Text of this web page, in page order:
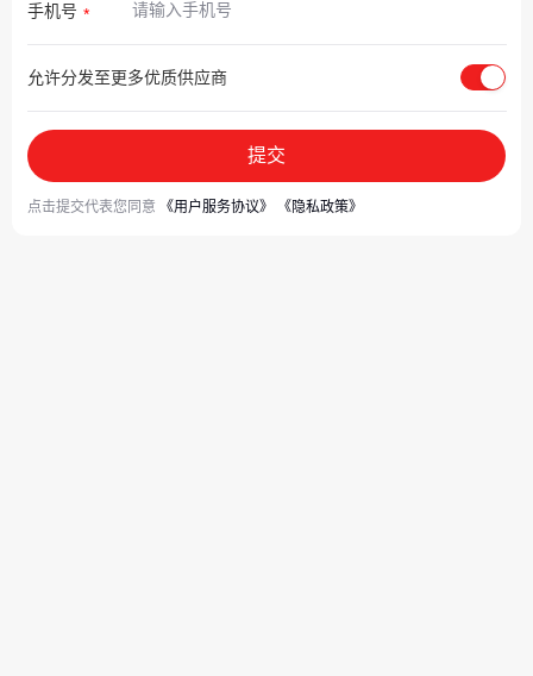
手机号
允许分发至更多优质供应商
提交
点击提交代表您同意 《用户服务协议》 《隐私政策》